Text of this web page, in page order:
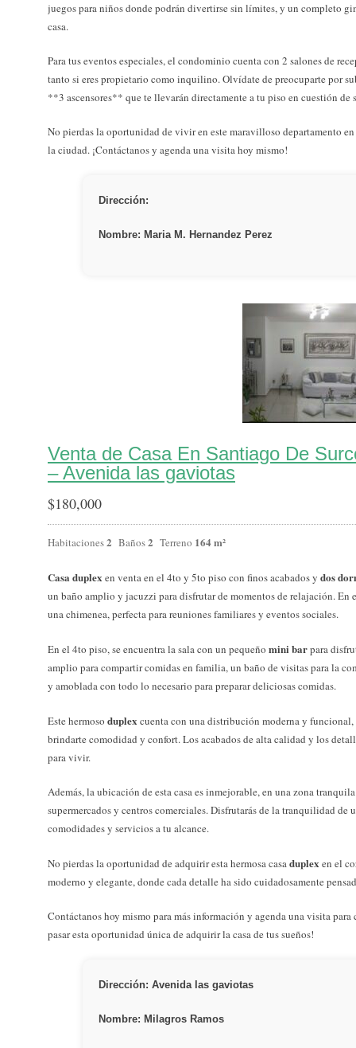
juegos para niños donde podrán divertirse sin límites, y un completo
casa.
Para tus eventos especiales, el condominio cuenta con 2 salones de
tanto si eres propietario como inquilino. Olvídate de preocuparte por
**3 ascensores** que te llevarán directamente a tu piso en cuestión de
No pierdas la oportunidad de vivir en este maravilloso departamento
la ciudad. ¡Contáctanos y agenda una visita hoy mismo!
Dirección:
Nombre: Maria M. Hernandez Perez
Venta de Casa En Santiago De
– Avenida las gaviotas
$180,000
Habitaciones2 Baños2 Terreno 164 m²
Casa duplex en venta en el 4to y 5to piso con finos acabados y dos
un baño amplio y jacuzzi para disfrutar de momentos de relajación. En
una chimenea, perfecta para reuniones familiares y eventos sociales.
En el 4to piso, se encuentra la sala con un pequeño mini barpara
amplio para compartir comidas en familia, un baño de visitas para la
y amoblada con todo lo necesario para preparar deliciosas comidas.
Este hermoso duplex cuenta con una distribución moderna y
brindarte comodidad y confort. Los acabados de alta calidad y los
para vivir.
Además, la ubicación de esta casa es inmejorable, en una zona
supermercados y centros comerciales. Disfrutarás de la tranquilidad de
comodidades y servicios a tu alcance.
No pierdas la oportunidad de adquirir esta hermosa casaduplex en el
moderno y elegante, donde cada detalle ha sido cuidadosamente
Contáctanos hoy mismo para más información y agenda una visita
pasar esta oportunidad única de adquirir la casa de tus sueños!
Dirección: Avenida las gaviotas
Nombre: Milagros Ramos